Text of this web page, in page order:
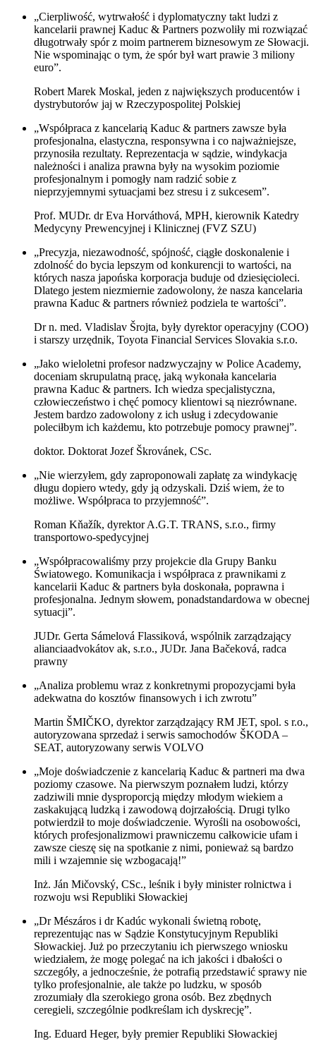
„Cierpliwość, wytrwałość i dyplomatyczny takt ludzi z
kancelarii prawnej Kaduc & Partners pozwoliły mi rozwiązać
długotrwały spór z moim partnerem biznesowym ze Słowacji.
Nie wspominając o tym, że spór był wart prawie 3 miliony
euro”.
Robert Marek Moskal, jeden z największych producentów i
dystrybutorów jaj w Rzeczypospolitej Polskiej
„Współpraca z kancelarią Kaduc & partners zawsze była
profesjonalna, elastyczna, responsywna i co najważniejsze,
przynosiła rezultaty. Reprezentacja w sądzie, windykacja
należności i analiza prawna były na wysokim poziomie
profesjonalnym i pomogły nam radzić sobie z
nieprzyjemnymi sytuacjami bez stresu i z sukcesem”.
Prof. MUDr. dr Eva Horváthová, MPH, kierownik Katedry
Medycyny Prewencyjnej i Klinicznej (FVZ SZU)
„Precyzja, niezawodność, spójność, ciągłe doskonalenie i
zdolność do bycia lepszym od konkurencji to wartości, na
których nasza japońska korporacja buduje od dziesięcioleci.
Dlatego jestem niezmiernie zadowolony, że nasza kancelaria
prawna Kaduc & partners również podziela te wartości”.
Dr n. med. Vladislav Šrojta, były dyrektor operacyjny (COO)
i starszy urzędnik, Toyota Financial Services Slovakia s.r.o.
„Jako wieloletni profesor nadzwyczajny w Police Academy,
doceniam skrupulatną pracę, jaką wykonała kancelaria
prawna Kaduc & partners. Ich wiedza specjalistyczna,
człowieczeństwo i chęć pomocy klientowi są niezrównane.
Jestem bardzo zadowolony z ich usług i zdecydowanie
poleciłbym ich każdemu, kto potrzebuje pomocy prawnej”.
doktor. Doktorat Jozef Škrovánek, CSc.
„Nie wierzyłem, gdy zaproponowali zapłatę za windykację
długu dopiero wtedy, gdy ją odzyskali. Dziś wiem, że to
możliwe. Współpraca to przyjemność”.
Roman Kňažík, dyrektor A.G.T. TRANS, s.r.o., firmy
transportowo-spedycyjnej
„Współpracowaliśmy przy projekcie dla Grupy Banku
Światowego. Komunikacja i współpraca z prawnikami z
kancelarii Kaduc & partners była doskonała, poprawna i
profesjonalna. Jednym słowem, ponadstandardowa w obecnej
sytuacji”.
JUDr. Gerta Sámelová Flassiková, wspólnik zarządzający
alianciaadvokátov ak, s.r.o., JUDr. Jana Bačeková, radca
prawny
„Analiza problemu wraz z konkretnymi propozycjami była
adekwatna do kosztów finansowych i ich zwrotu”
Martin ŠMIČKO, dyrektor zarządzający RM JET, spol. s r.o.,
autoryzowana sprzedaż i serwis samochodów ŠKODA –
SEAT, autoryzowany serwis VOLVO
„Moje doświadczenie z kancelarią Kaduc & partneri ma dwa
poziomy czasowe. Na pierwszym poznałem ludzi, którzy
zadziwili mnie dysproporcją między młodym wiekiem a
zaskakującą ludzką i zawodową dojrzałością. Drugi tylko
potwierdził to moje doświadczenie. Wyrośli na osobowości,
których profesjonalizmowi prawniczemu całkowicie ufam i
zawsze cieszę się na spotkanie z nimi, ponieważ są bardzo
mili i wzajemnie się wzbogacają!”
Inż. Ján Mičovský, CSc., leśnik i były minister rolnictwa i
rozwoju wsi Republiki Słowackiej
„Dr Mészáros i dr Kadúc wykonali świetną robotę,
reprezentując nas w Sądzie Konstytucyjnym Republiki
Słowackiej. Już po przeczytaniu ich pierwszego wniosku
wiedziałem, że mogę polegać na ich jakości i dbałości o
szczegóły, a jednocześnie, że potrafią przedstawić sprawy nie
tylko profesjonalnie, ale także po ludzku, w sposób
zrozumiały dla szerokiego grona osób. Bez zbędnych
ceregieli, szczególnie podkreślam ich dyskrecję”.
Ing. Eduard Heger, były premier Republiki Słowackiej